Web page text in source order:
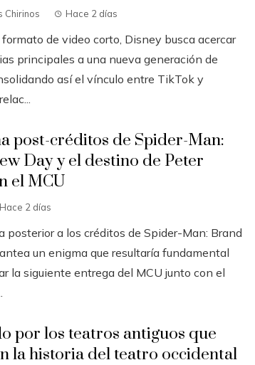
Chirinos Hace 2 días
de video corto, Disney busca acercar
principales a una nueva generación de
así el vínculo entre TikTok y
post-créditos de Spider-Man:
Day y el destino de Peter
el MCU
Hace 2 días
posterior a los créditos de Spider-Man: Brand
un enigma que resultaría fundamental
la siguiente entrega del MCU junto con el
por los teatros antiguos que
la historia del teatro occidental